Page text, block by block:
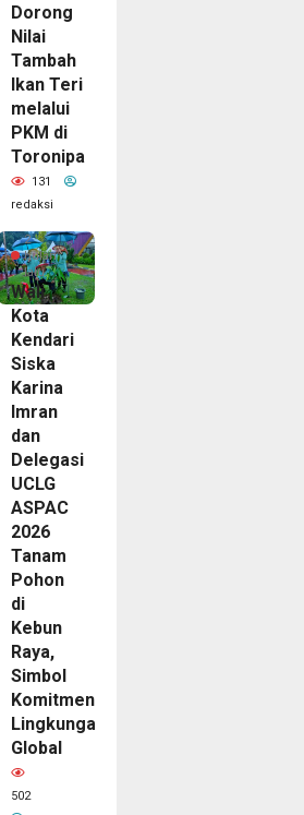
Dorong
Nilai
Tambah
Ikan Teri
melalui
PKM di
Toronipa
131
redaksi
2
bulan
lalu
Wali
Kota
Kendari
Siska
Karina
Imran
dan
Delegasi
UCLG
ASPAC
2026
Tanam
Pohon
di
Kebun
Raya,
Simbol
Komitmen
Lingkungan
Global
502